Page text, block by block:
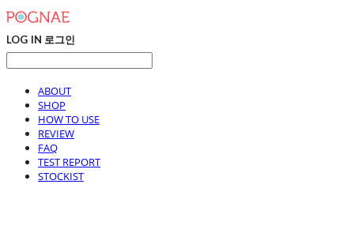
LOG IN 로그인
ABOUT
SHOP
HOW TO USE
REVIEW
FAQ
TEST REPORT
STOCKIST